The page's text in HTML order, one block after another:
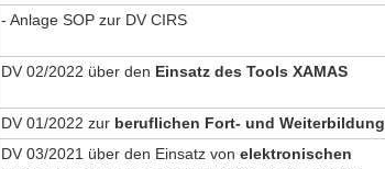
- Anlage SOP zur DV CIRS
DV 02/2022 über den Einsatz des Tools XAMAS
DV 01/2022 zur beruflichen Fort- und Weiterbildung
DV 03/2021 über den Einsatz von elektronischen